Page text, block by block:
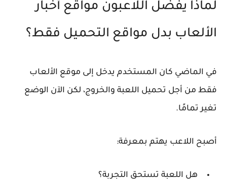
لماذا يفضّل اللاعبون مواقع أخبار
الألعاب بدل مواقع التحميل فقط؟
في الماضي كان المستخدم يدخل إلى موقع الألعاب
فقط من أجل تحميل اللعبة والخروج، لكن الآن الوضع
تغير تمامًا.
أصبح اللاعب يهتم بمعرفة:
هل اللعبة تستحق التجربة؟